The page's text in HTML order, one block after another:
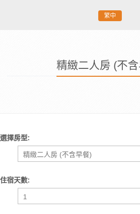
繁中
精緻二人房 (不
選擇房型:
住宿天數: